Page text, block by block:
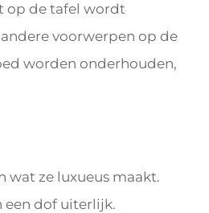
op de tafel wordt
voorwerpen op de
worden onderhouden,
wat ze luxueus maakt.
een dof uiterlijk.